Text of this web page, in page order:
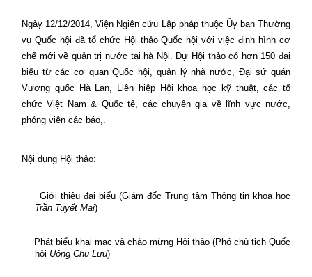
Ngày 12/12/2014, Viện Ngiên cứu Lập pháp thuộc Ủy ban Thường
vụ Quốc hội đã tổ chức Hội thảo Quốc hội với việc định hình cơ
chế mới về quản trị nước tại hà Nội. Dự Hội thảo có hơn 150 đại
biểu từ các cơ quan Quốc hội, quản lý nhà nước, Đại sứ quán
Vương quốc Hà Lan, Liên hiệp Hội khoa học kỹ thuật, các tổ
chức Việt Nam & Quốc tế, các chuyên gia về lĩnh vực nước,
phóng viên các báo,.
Nội dung Hội thảo:
· Giới thiệu đại biểu (Giám đốc Trung tâm Thông tin khoa học
Trần Tuyết Mai)
· Phát biểu khai mạc và chào mừng Hội thảo (Phó chủ tịch Quốc
hội Uông Chu Lưu)